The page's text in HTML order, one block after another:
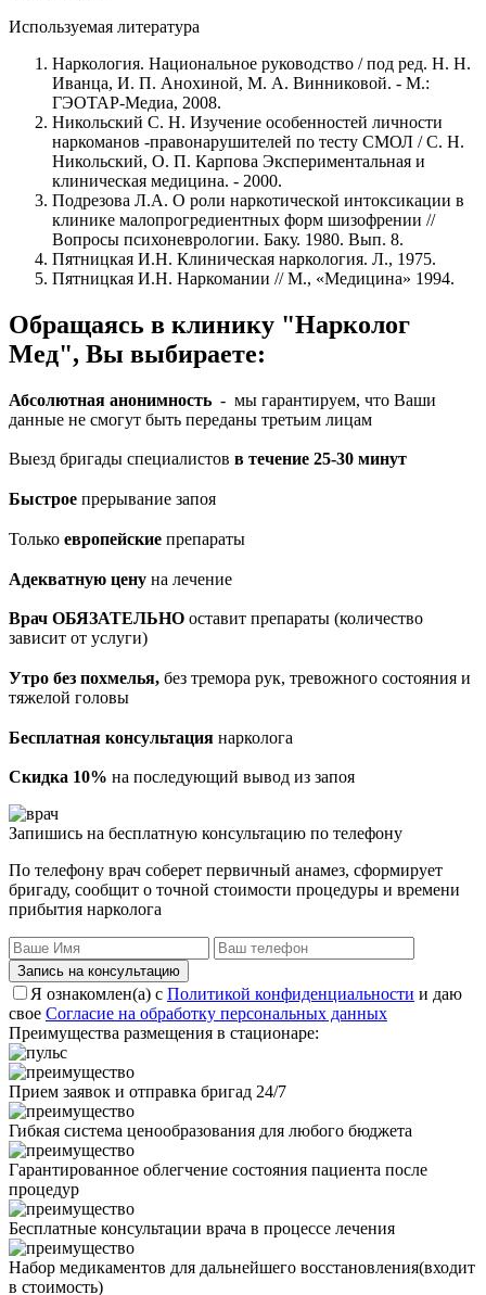
Используемая литература
Наркология. Национальное руководство / под ред. Н. Н.
Иванца, И. П. Анохиной, М. А. Винниковой. - М.:
ГЭОТАР-Медиа, 2008.
Никольский С. Н. Изучение особенностей личности
наркоманов -правонарушителей по тесту СМОЛ / С. Н.
Никольский, О. П. Карпова Экспериментальная и
клиническая медицина. - 2000.
Подрезова Л.А. О роли наркотической интоксикации в
клинике малопрогредиентных форм шизофрении //
Вопросы психоневрологии. Баку. 1980. Вып. 8.
Пятницкая И.Н. Клиническая наркология. Л., 1975.
Пятницкая И.Н. Наркомании // М., «Медицина» 1994.
Обращаясь в клинику "Нарколог
Мед", Вы выбираете:
Абсолютная анонимность - мы гарантируем, что Ваши
данные не смогут быть переданы третьим лицам
Выезд бригады специалистов в течение 25-30 минут
Быстрое прерывание запоя
Только европейские препараты
Адекватную цену на лечение
Врач ОБЯЗАТЕЛЬНО оставит препараты (количество
зависит от услуги)
Утро без похмелья, без тремора рук, тревожного состояния и
тяжелой головы
Бесплатная консультация нарколога
Скидка 10% на последующий вывод из запоя
Запишись на бесплатную консультацию по телефону
По телефону врач соберет первичный анамез, сформирует
бригаду, сообщит о точной стоимости процедуры и времени
прибытия нарколога
Запись на консультацию
Я ознакомлен(а) с Политикой конфиденциальности и даю
свое Согласие на обработку персональных данных
Преимущества размещения в стационаре:
Прием заявок и отправка бригад 24/7
Гибкая система ценообразования для любого бюджета
Гарантированное облегчение состояния пациента после
процедур
Бесплатные консультации врача в процессе лечения
Набор медикаментов для дальнейшего восстановления(входит
в стоимость)